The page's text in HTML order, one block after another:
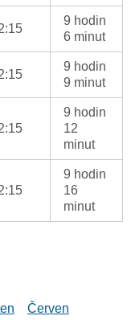
9 hodin
6 minut
9 hodin
9 minut
9 hodin
12
minut
9 hodin
16
minut
Červen